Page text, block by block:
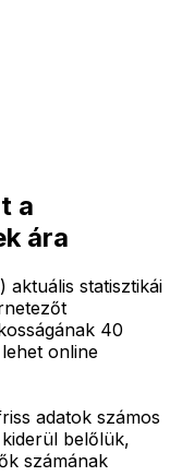
a
ára
aktuális statisztikái
40
online
adatok számos
belőlük,
számának